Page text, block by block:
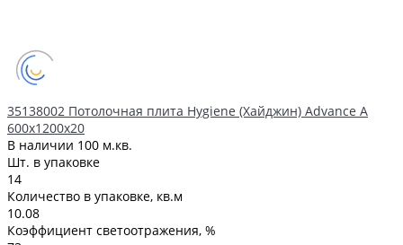
35138002 Потолочная плита Hygiene (Хайджин) Advance А
600x1200x20
В наличии 100 м.кв.
Шт. в упаковке
14
Количество в упаковке, кв.м
10.08
Коэффициент светоотражения, %